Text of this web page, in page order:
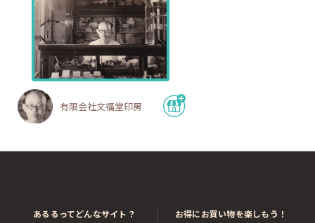
有限会社文福堂印房
あるるってどんなサイト？ お得にお買い物を楽しもう！